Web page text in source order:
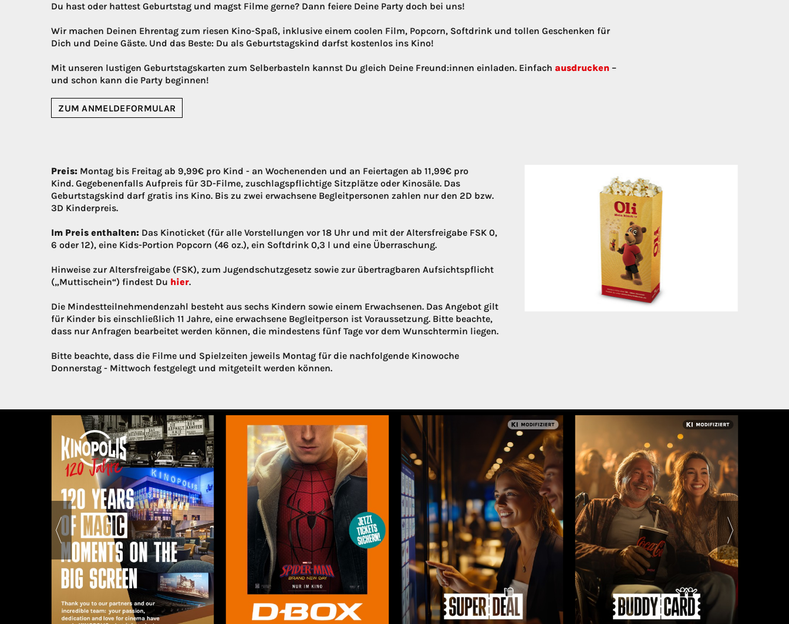
Du hast oder hattest Geburtstag und magst Filme gerne? Dann feiere Deine Party doch bei uns!
Wir machen Deinen Ehrentag zum riesen Kino-Spaß, inklusive einem coolen Film, Popcorn, Softdrink und tollen Geschenken für
Dich und Deine Gäste. Und das Beste: Du als Geburtstagskind darfst kostenlos ins Kino!
Mit unseren lustigen Geburtstagskarten zum Selberbasteln kannst Du gleich Deine Freund:innen einladen. Einfach ausdrucken –
und schon kann die Party beginnen!
ZUM ANMELDEFORMULAR
Preis: Montag bis Freitag ab 9,99€ pro Kind - an Wochenenden und an Feiertagen ab 11,99€ pro
Kind. Gegebenenfalls Aufpreis für 3D-Filme, zuschlagspflichtige Sitzplätze oder Kinosäle. Das
Geburtstagskind darf gratis ins Kino. Bis zu zwei erwachsene Begleitpersonen zahlen nur den 2D bzw.
3D Kinderpreis.
Im Preis enthalten: Das Kinoticket (für alle Vorstellungen vor 18 Uhr und mit der Altersfreigabe FSK 0,
6 oder 12), eine Kids-Portion Popcorn (46 oz.), ein Softdrink 0,3 l und eine Überraschung.
Hinweise zur Altersfreigabe (FSK), zum Jugendschutzgesetz sowie zur übertragbaren Aufsichtspflicht
(„Muttischein“) findest Du hier.
Die Mindestteilnehmendenzahl besteht aus sechs Kindern sowie einem Erwachsenen. Das Angebot gilt
für Kinder bis einschließlich 11 Jahre, eine erwachsene Begleitperson ist Voraussetzung. Bitte beachte,
dass nur Anfragen bearbeitet werden können, die mindestens fünf Tage vor dem Wunschtermin liegen.
Bitte beachte, dass die Filme und Spielzeiten jeweils Montag für die nachfolgende Kinowoche
Donnerstag - Mittwoch festgelegt und mitgeteilt werden können.